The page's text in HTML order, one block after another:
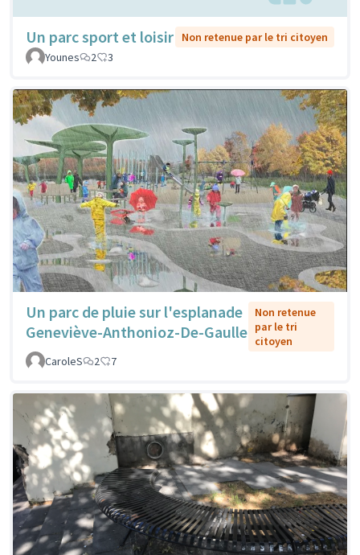
Un parc sport et loisir
Non retenue par le tri citoyen
Younes
2 3
Un parc de pluie sur l'esplanade
Geneviève-Anthonioz-De-Gaulle
Non retenue
par le tri
citoyen
CaroleS
2 7